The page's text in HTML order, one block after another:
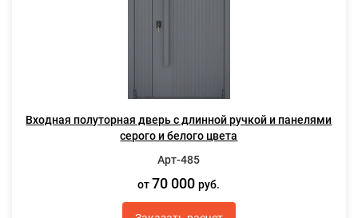
Входная полуторная дверь с длинной ручкой и панелями
серого и белого цвета
Арт-485
от 70 000руб.